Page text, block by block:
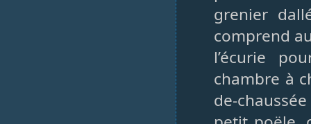
grenier
comprend
l’écurie
chambre à
de-